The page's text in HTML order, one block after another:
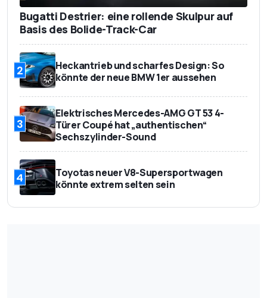
Bugatti Destrier: eine rollende Skulpur auf
Basis des Bolide-Track-Car
2
Heckantrieb und scharfes Design: So
könnte der neue BMW 1er aussehen
3
Elektrisches Mercedes-AMG GT 53 4-
Türer Coupé hat „authentischen“
Sechszylinder-Sound
4
Toyotas neuer V8-Supersportwagen
könnte extrem selten sein